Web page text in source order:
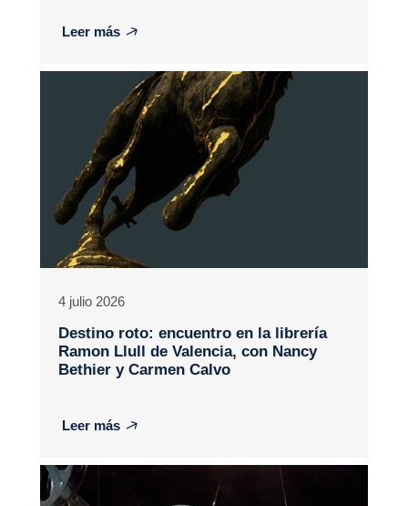
Leer más
4 julio 2026
Destino roto: encuentro en la librería
Ramon Llull de Valencia, con Nancy
Bethier y Carmen Calvo
Leer más